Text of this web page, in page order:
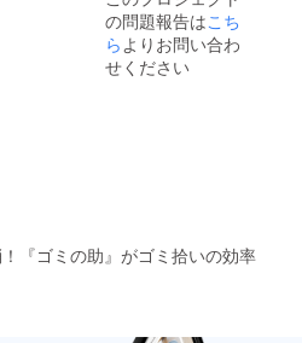
の問題報告はこち
らよりお問い合わ
せください
『ゴミの助』がゴミ拾いの効率